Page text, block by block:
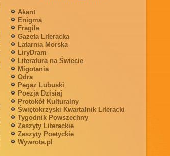
Akant
Enigma
Fragile
Gazeta Literacka
Latarnia Morska
LiryDram
Literatura na Świecie
Migotania
Odra
Pegaz Lubuski
Poezja Dzisiaj
Protokół Kulturalny
Świętokrzyski Kwartalnik Literacki
Tygodnik Powszechny
Zeszyty Literackie
Zeszyty Poetyckie
Wywrota.pl